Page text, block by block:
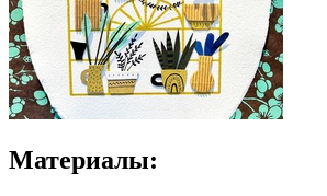
Материалы: